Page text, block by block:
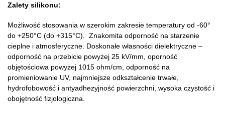
Zalety silikonu:
Możliwość stosowania w szerokim zakresie temperatury od -60°
do +250°C (do +315°C). Znakomita odporność na starzenie
cieplne i atmosferyczne. Doskonałe własności dielektryczne –
odporność na przebicie powyżej 25 kV/mm, oporność
objętościowa powyżej 1015 ohm/cm, odporność na
promieniowanie UV, najmniejsze odkształcenie trwałe,
hydrofobowość i antyadhezyjność powierzchni, wysoka czystość i
obojętność fizjologiczna.